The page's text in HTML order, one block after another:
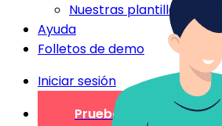
Nuestras plantillas StyQR
Ayuda
Folletos de demo
Iniciar sesión
Prueba gratuita